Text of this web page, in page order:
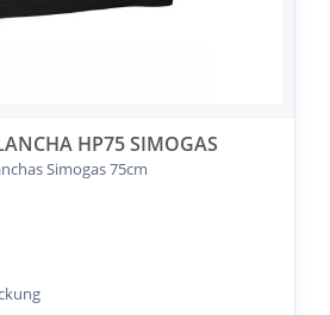
HP75 SIMOGAS
Simogas 75cm